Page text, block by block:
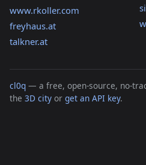
www.rkoller.com
freyhaus.at
talkner.at
cl0q — a free, open-source, no-
the 3D city or get an API key.